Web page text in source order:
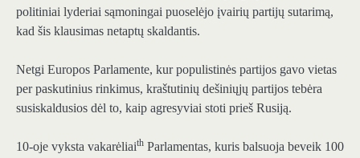
politiniai lyderiai sąmoningai puoselėjo įvairių partijų sutarimą,
kad šis klausimas netaptų skaldantis.
Netgi Europos Parlamente, kur populistinės partijos gavo vietas
per paskutinius rinkimus, kraštutinių dešiniųjų partijos tebėra
susiskaldusios dėl to, kaip agresyviai stoti prieš Rusiją.
10-oje vyksta vakarėliaith Parlamentas, kuris balsuoja beveik 100